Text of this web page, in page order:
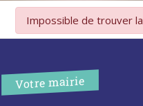
Impossible de trouver
Votre mairie